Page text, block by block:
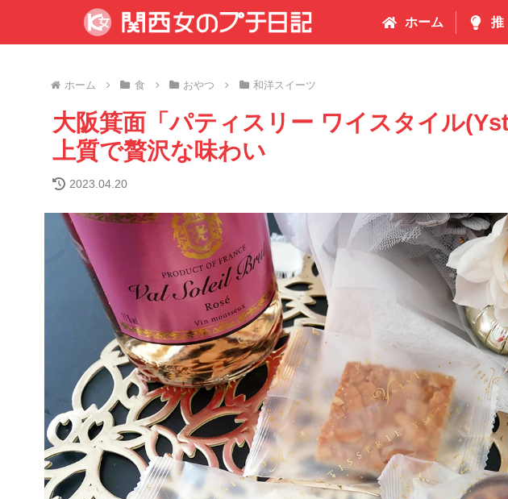
ホーム 推
ホーム 食 おやつ 和洋スイーツ
大阪箕面「パティスリー ワイスタイル
上質で贅沢な味わい
2023.04.20